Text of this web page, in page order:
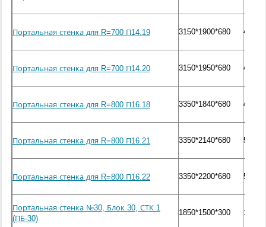
Портальная стенка для R=700 П14.19 3150*1900*680 4330
Портальная стенка для R=700 П14.20 3150*1950*680 4580
Портальная стенка для R=800 П16.18 3350*1840*680 4000
Портальная стенка для R=800 П16.21 3350*2140*680 5050
Портальная стенка для R=800 П16.22 3350*2200*680 5150
Портальная стенка №30, Блок 30, СТК 1
(ПБ-30)
1850*1500*300 1800